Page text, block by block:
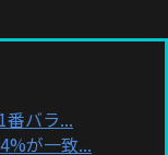
番バラ...
が一致...